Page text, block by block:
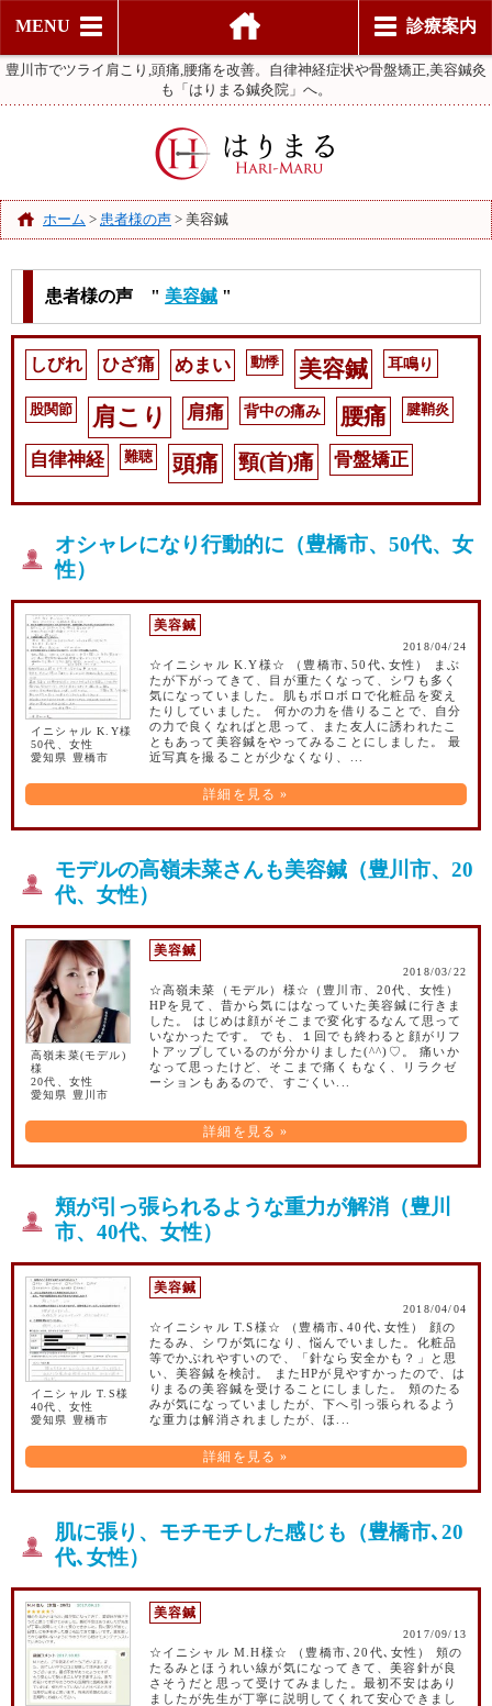
MENU 診療案内
豊川市でツライ肩こり,頭痛,腰痛を改善。自律神経症状や骨盤矯正,美容鍼灸
も「はりまる鍼灸院」へ。
ホーム > 患者様の声 > 美容鍼
患者様の声 " 美容鍼 "
しびれ ひざ痛 めまい 動悸 美容鍼 耳鳴り
股関節 肩こり 肩痛 背中の痛み 腰痛 腱鞘炎
自律神経 難聴 頭痛 頸(首)痛 骨盤矯正
オシャレになり行動的に（豊橋市、50代、女
性）
イニシャル K.Y様
50代、女性
愛知県 豊橋市
美容鍼
2018/04/24
☆イニシャル K.Y様☆ （豊橋市､50代､女性） まぶ
たが下がってきて、目が重たくなって、シワも多く
気になっていました。肌もボロボロで化粧品を変え
たりしていました。 何かの力を借りることで、自分
の力で良くなればと思って、また友人に誘われたこ
ともあって美容鍼をやってみることにしました。 最
近写真を撮ることが少なくなり、...
詳細を見る »
モデルの高嶺未菜さんも美容鍼（豊川市、20
代、女性）
高嶺未菜(モデル)
様
20代、女性
愛知県 豊川市
美容鍼
2018/03/22
☆高嶺未菜（モデル）様☆（豊川市、20代、女性）
HPを見て、昔から気にはなっていた美容鍼に行きま
した。 はじめは顔がそこまで変化するなんて思って
いなかったです。 でも、１回でも終わると顔がリフ
トアップしているのが分かりました(^^)♡。 痛いか
なって思ったけど、そこまで痛くもなく、リラクゼ
ーションもあるので、すごくい...
詳細を見る »
頬が引っ張られるような重力が解消（豊川
市、40代、女性）
イニシャル T.S様
40代、女性
愛知県 豊橋市
美容鍼
2018/04/04
☆イニシャル T.S様☆ （豊橋市､40代､女性） 顔の
たるみ、シワが気になり、悩んでいました。化粧品
等でかぶれやすいので、「針なら安全かも？」と思
い、美容鍼を検討。 またHPが見やすかったので、は
りまるの美容鍼を受けることにしました。 頬のたる
みが気になっていましたが、下へ引っ張られるよう
な重力は解消されましたが、ほ...
詳細を見る »
肌に張り、モチモチした感じも（豊橋市､20
代､女性）
美容鍼
2017/09/13
☆イニシャル M.H様☆ （豊橋市､20代､女性） 頬の
たるみとほうれい線が気になってきて、美容針が良
さそうだと思って受けてみました。最初不安はあり
ましたが先生が丁寧に説明してくれて安心できまし